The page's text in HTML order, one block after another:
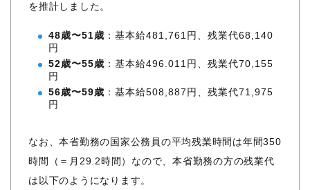
を推計しました。
48歳〜51歳 ：基本給481,761円、残業代68,140
円
52歳〜55歳 ：基本給496.011円、残業代70,155
円
56歳〜59歳 ：基本給508,887円、残業代71,975
円
なお、本省勤務の国家公務員の平均残業時間は年間350
時間（＝月29.2時間）なので、本省勤務の方の残業代
は以下のようになります。